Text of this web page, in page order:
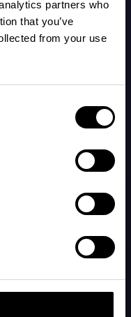
partners who
that you’ve
from your use
funktioner og
Tilmeld dig